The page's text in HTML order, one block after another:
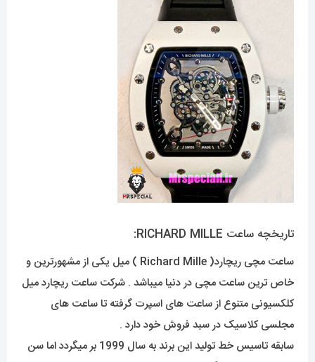
تاریخچه ساعت RICHARD MILLE:
ساعت مچی ریچارد( Richard Mille ) میل یکی از مشهورترین و
خاص ترین ساعت مچی در دنیا میباشد . شرکت ساعت ریچارد میل
کلکسیونی متنوع از ساعت های اسپرت گرفته تا ساعت های
مجلسی کلاسیک در سبد فروش خود دارد .
سابقه تاسیس خط تولید این برند به سال 1999 بر میگردد اما سن